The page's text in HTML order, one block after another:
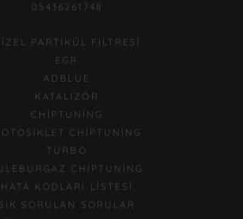
05436261748
PARTIKÜL FILTRESI
EGR
ADBLUE
KATALIZÖR
CHIPTUNING
CHIPTUNING
TURBO
CHIPTUNING
HATA KODLARI LISTESI
SIK SORULAN SORULAR